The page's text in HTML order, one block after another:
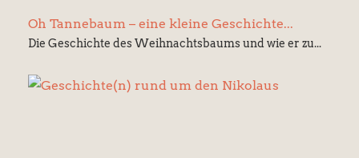
Oh Tannebaum – eine kleine Geschichte...
Die Geschichte des Weihnachtsbaums und wie er zu...